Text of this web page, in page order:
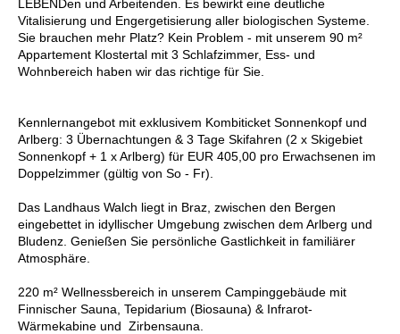
LEBENDen und Arbeitenden. Es bewirkt eine deutliche
Vitalisierung und Engergetisierung aller biologischen Systeme.
Sie brauchen mehr Platz? Kein Problem - mit unserem 90 m²
Appartement Klostertal mit 3 Schlafzimmer, Ess- und
Wohnbereich haben wir das richtige für Sie.
Kennlernangebot mit exklusivem Kombiticket Sonnenkopf und
Arlberg: 3 Übernachtungen & 3 Tage Skifahren (2 x Skigebiet
Sonnenkopf + 1 x Arlberg) für EUR 405,00 pro Erwachsenen im
Doppelzimmer (gültig von So - Fr).
Das Landhaus Walch liegt in Braz, zwischen den Bergen
eingebettet in idyllischer Umgebung zwischen dem Arlberg und
Bludenz. Genießen Sie persönliche Gastlichkeit in familiärer
Atmosphäre.
220 m² Wellnessbereich in unserem Campinggebäude mit
Finnischer Sauna, Tepidarium (Biosauna) & Infrarot-
Wärmekabine und Zirbensauna.